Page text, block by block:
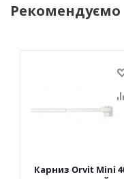
Рекомендуємо
Карниз Orvit Mini